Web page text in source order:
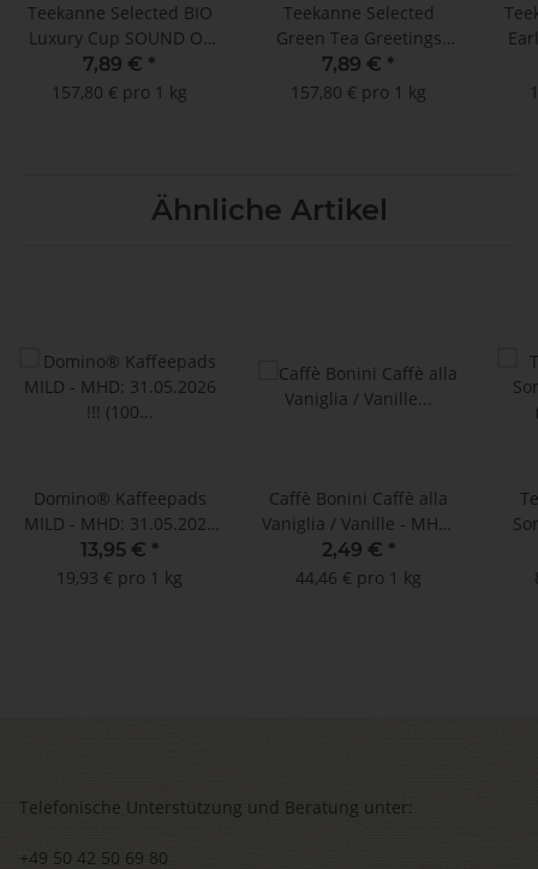
Teekanne Selected BIO
Luxury Cup SOUND OF
THE ALPS (25 x 2 g)
7,89 € *
157,80 € pro 1 kg
Teekanne Selected
Green Tea Greetings
Luxury Cup - 25 x 2 g
7,89 € *
157,80 € pro 1 kg
Ähnliche Artikel
Domino® Kaffeepads
MILD - MHD: 31.05.2026
Megabeutel)
13,95 € *
19,93 € pro 1 kg
Caffè Bonini Caffè alla
Vaniglia / Vanille - MHD:
03.05.2026 !! (10
Kompatible Kapseln
2,49 € *
44,46 € pro 1 kg
Telefonische Unterstützung und Beratung unter:
+49 50 42 50 69 80